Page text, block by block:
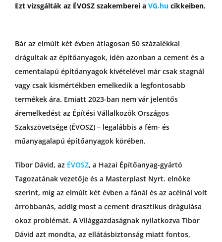
Ezt vizsgálták az ÉVOSZ szakemberei a VG.hucikkeiben.
Bár az elmúlt két évben átlagosan 50 százalékkal
drágultak az építőanyagok, idén azonban a cement és a
cementalapú építőanyagok kivételével már csak stagnál
vagy csak kismértékben emelkedik a legfontosabb
termékek ára. Emiatt 2023-ban nem vár jelentős
áremelkedést az Építési Vállalkozók Országos
Szakszövetsége (ÉVOSZ) – legalábbis a fém- és
műanyagalapú építőanyagok körében.
Tibor Dávid, az ÉVOSZ, a Hazai Építőanyag-gyártó
Tagozatának vezetője és a Masterplast Nyrt. elnöke
szerint, míg az elmúlt két évben a fánál és az acélnál volt
árrobbanás, addig most a cement drasztikus drágulása
okoz problémát. A Világgazdaságnak nyilatkozva Tibor
Dávid azt mondta, az ellátásbiztonság miatt fontos,